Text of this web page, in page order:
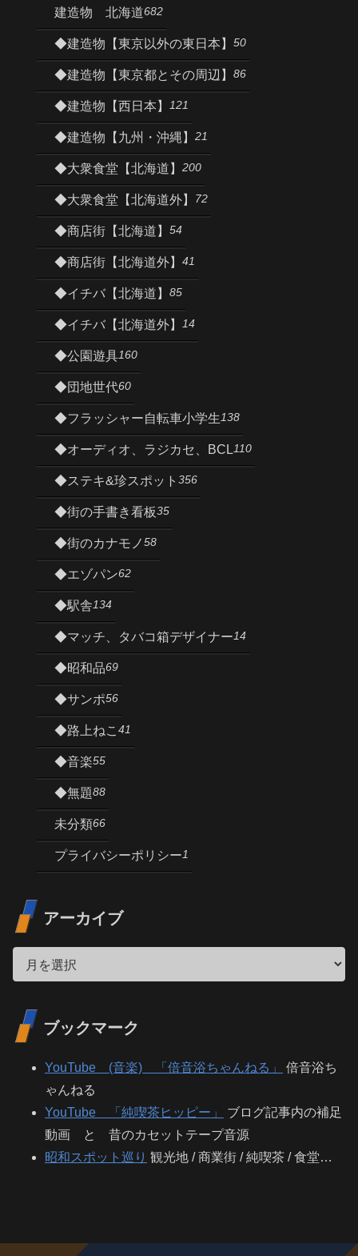
建造物 北海道682
◆建造物【東京以外の東日本】 50
◆建造物【東京都とその周辺】 86
◆建造物【西日本】 121
◆建造物【九州・沖縄】 21
◆大衆食堂【北海道】 200
◆大衆食堂【北海道外】 72
◆商店街【北海道】 54
◆商店街【北海道外】 41
◆イチバ【北海道】 85
◆イチバ【北海道外】 14
◆公園遊具160
◆団地世代60
◆フラッシャー自転車小学生138
◆オーディオ、ラジカセ、BCL110
◆ステキ&珍スポット 356
◆街の手書き看板35
◆街のカナモノ58
◆エゾパン62
◆駅舎134
◆マッチ、タバコ箱デザイナー14
◆昭和品69
◆サンポ56
◆路上ねこ 41
◆音楽55
◆無題88
未分類66
プライバシーポリシー1
アーカイブ
ブックマーク
YouTube (音楽) 「倍音浴ちゃんねる」
倍音浴ち
ゃんねる
YouTube 「純喫茶ヒッピー」
ブログ記事内の補足
動画 と 昔のカセットテープ音源
昭和スポット巡り 観光地 / 商業街 / 純喫茶 / 食堂…